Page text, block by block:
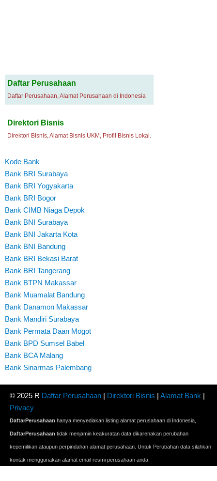
Daftar Perusahaan
Daftar Perusahaan, Alamat Perusahaan di Indonesia
Direktori Bisnis
Direktori Bisnis, Alamat Bisnis UKM, Profil Bisnis Lokal.
Kode Bank
Bank BRI Surabaya
Bank BRI Yogyakarta
Bank BRI Bogor
Bank CIMB Niaga Depok
Bank BNI Surabaya
Bank BNI Jakarta Kota
Bank BNI Bandung
Bank BRI Bekasi Barat
Bank BRI Tangerang
Bank BTPN Makassar
Bank Muamalat Bandung
Bank Danamon Makassar
Bank Mandiri Surabaya
Bank Permata Daan Mogot
Bank BPD Sumsel Babel
Bank BCA Malang
Bank Sinarmas Palembang
© 2025 R Daftar Perusahaan | Direktori Bisnis | Alamat Bank |
Privacy
DaftarPerusahaan hanya menyediakan listing alamat perusahaan di Indonesia,
DaftarPerusahaan tidak menjamin keakuratan data dikarenakan perubahan
kepemilikan ataupun perpindahan alamat perusahaan. Untuk Perubahan data silahkan
kontak menggunakan alamat email resmi perusahaan anda.